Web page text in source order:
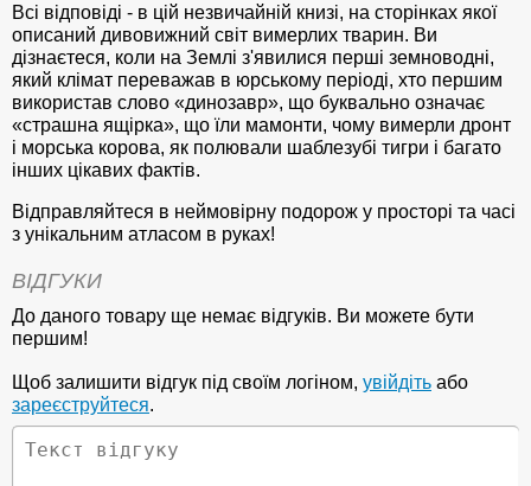
Всі відповіді - в цій незвичайній книзі, на сторінках якої
описаний дивовижний світ вимерлих тварин. Ви
дізнаєтеся, коли на Землі з'явилися перші земноводні,
який клімат переважав в юрському періоді, хто першим
використав слово «динозавр», що буквально означає
«страшна ящірка», що їли мамонти, чому вимерли дронт
і морська корова, як полювали шаблезубі тигри і багато
інших цікавих фактів.
Відправляйтеся в неймовірну подорож у просторі та часі
з унікальним атласом в руках!
ВІДГУКИ
До даного товару ще немає відгуків. Ви можете бути
першим!
Щоб залишити відгук під своїм логіном, увійдіть або
зареєструйтеся.